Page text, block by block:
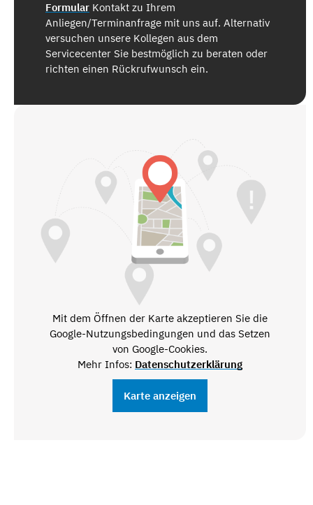
Formular Kontakt zu Ihrem
Anliegen/Terminanfrage mit uns auf. Alternativ
versuchen unsere Kollegen aus dem
Servicecenter Sie bestmöglich zu beraten oder
richten einen Rückrufwunsch ein.
Mit dem Öffnen der Karte akzeptieren Sie die
Google-Nutzungsbedingungen und das Setzen
von Google-Cookies.
Mehr Infos: Datenschutzerklärung
Karte anzeigen